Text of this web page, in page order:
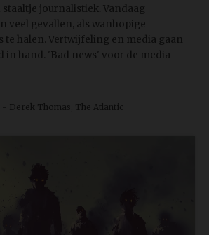
journalistiek. Vandaag
veel gevallen, als wanhopige
te halen. Vertwijfeling en media gaan
hand. 'Bad news' voor de media-
- Derek Thomas, The Atlantic